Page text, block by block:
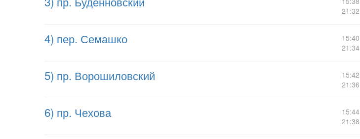
21:32
4) пер. Семашко 15:40
21:34
5) пр. Ворошиловский 15:42
21:36
6) пр. Чехова 15:44
21:38